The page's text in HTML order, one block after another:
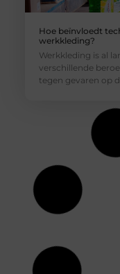
Hoe beïnvloedt
werkkleding?
Werkkleding is al
verschillende
tegen gevaren op